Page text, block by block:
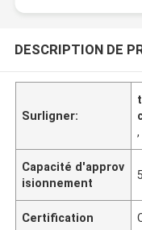
DESCRIPTION DE
Surligner:
,
Capacité d'approv
isionnement
Certification